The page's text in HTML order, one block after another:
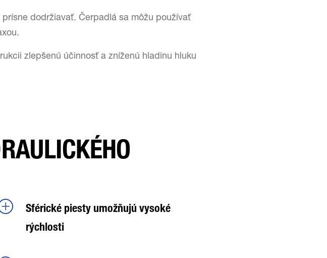
dodržiavať. Čerpadlá sa môžu používať
zlepšenú účinnosť a zníženú hladinu hluku
Sférické piesty umožňujú vysoké
rýchlosti